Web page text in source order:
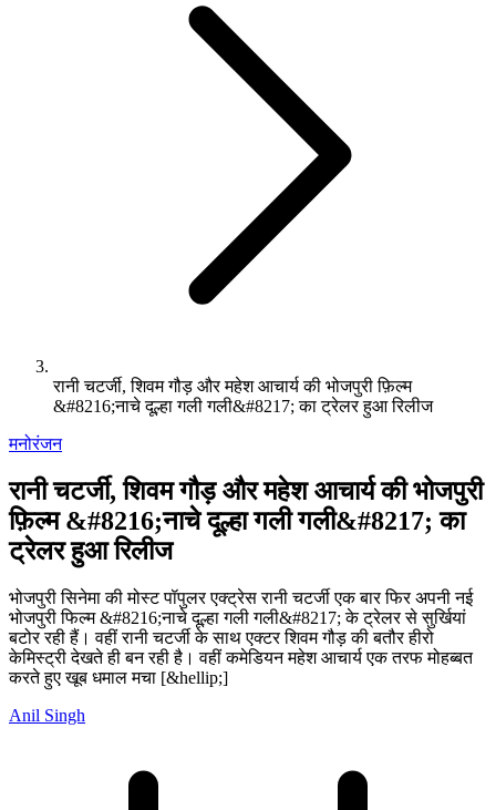
रानी चटर्जी, शिवम गौड़ और महेश आचार्य की भोजपुरी फ़िल्म
&#8216;नाचे दूल्हा गली गली&#8217; का ट्रेलर हुआ रिलीज
मनोरंजन
रानी चटर्जी, शिवम गौड़ और महेश आचार्य की भोजपुरी
फ़िल्म &#8216;नाचे दूल्हा गली गली&#8217; का
ट्रेलर हुआ रिलीज
भोजपुरी सिनेमा की मोस्ट पॉपुलर एक्ट्रेस रानी चटर्जी एक बार फिर अपनी नई
भोजपुरी फिल्म &#8216;नाचे दूल्हा गली गली&#8217; के ट्रेलर से सुर्खियां
बटोर रही हैं। वहीं रानी चटर्जी के साथ एक्टर शिवम गौड़ की बतौर हीरो
केमिस्ट्री देखते ही बन रही है। वहीं कमेडियन महेश आचार्य एक तरफ मोहब्बत
करते हुए खूब धमाल मचा [&hellip;]
Anil Singh